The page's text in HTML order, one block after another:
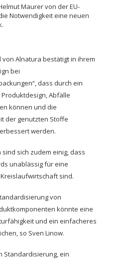
Maurer von der EU-
Notwendigkeit eine neuen
von Alnatura bestätigt in ihrem
bei
dass durch ein
Abfälle
können und die
der genutzten Stoffe
werden.
sich zudem einig, dass
unablässig für eine
sind.
von
könnte eine
und ein einfacheres
so Sven Linow.
Standardisierung, ein